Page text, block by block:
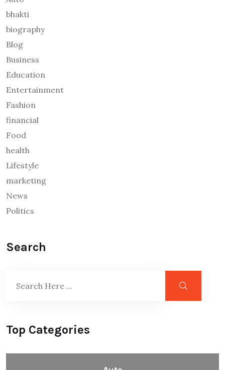
bhakti
biography
Blog
Business
Education
Entertainment
Fashion
financial
Food
health
Lifestyle
marketing
News
Politics
Search
Top Categories